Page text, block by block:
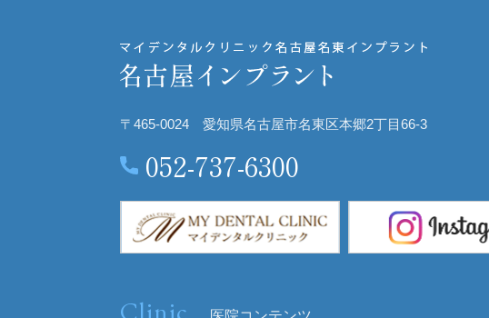
〒465-0024 愛知県名古屋市名東区本郷2丁目66-3
052-737-6300
Clinic